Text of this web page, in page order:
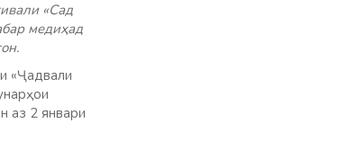
«Сад
медиҳад
«Ҷадвали
аз 2 январи